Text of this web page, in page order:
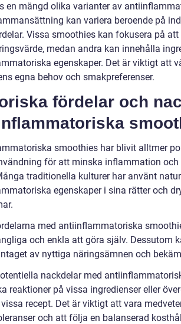
en mängd olika varianter av
kan variera beroende på
Vissa smoothies kan fokusera på
medan andra kan innehålla
egenskaper. Det är viktigt att
egna behov och smakpreferenser.
fördelar och
smoothies har blivit alltmer
för att minska inflammation
traditionella kulturer har använt
egenskaper i sina rätter och
med antiinflammatoriska
och enkla att göra själv. Dessutom
av nyttiga näringsämnen och
nackdelar med
reaktioner på vissa ingredienser eller
recept. Det är viktigt att vara
och att följa en balanserad